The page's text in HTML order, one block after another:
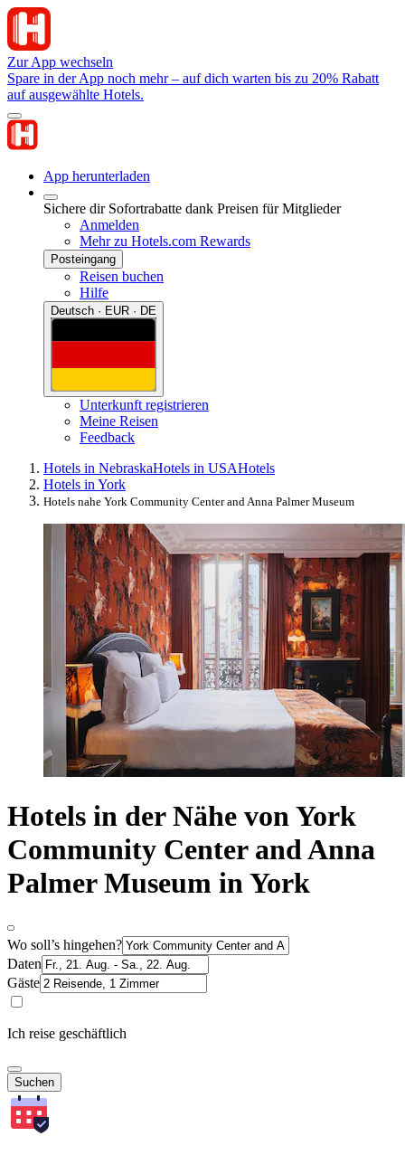
Zur App wechseln
Spare in der App noch mehr – auf dich warten bis zu 20% Rabatt
auf ausgewählte Hotels.
App herunterladen
Sichere dir Sofortrabatte dank Preisen für Mitglieder
Anmelden
Mehr zu Hotels.com Rewards
Posteingang
Reisen buchen
Hilfe
Deutsch · EUR · DE
Unterkunft registrieren
Meine Reisen
Feedback
Hotels in NebraskaHotels in USAHotels
Hotels in York
Hotels nahe York Community Center and Anna Palmer Museum
Hotels in der Nähe von York
Community Center and Anna
Palmer Museum in York
Wo soll’s hingehen?
Daten
Gäste
Ich reise geschäftlich
Suchen